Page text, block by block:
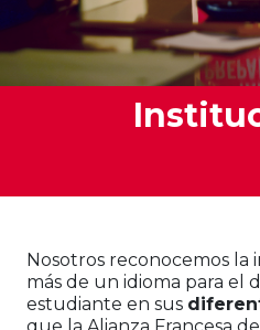
Nosotros reconocemos
más de un idioma para el
estudiante en sus